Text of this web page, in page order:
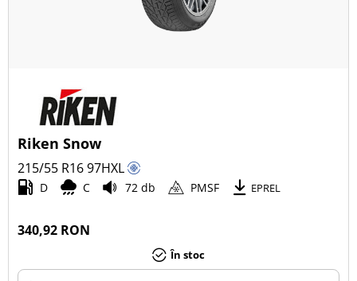
Riken Snow
215/55 R1697HXL
D C 72 db PMSF EPREL
340,92 RON
În stoc